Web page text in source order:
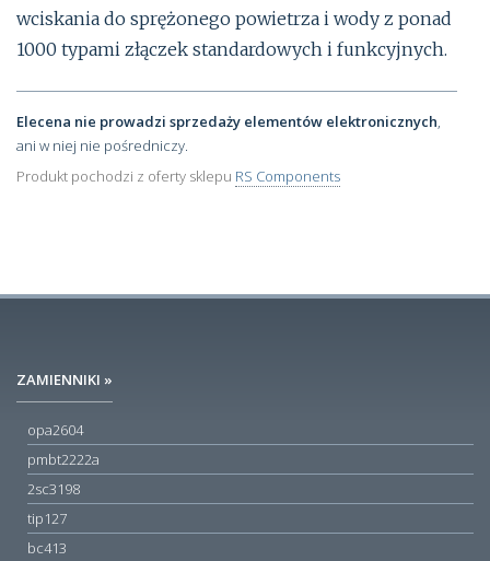
wciskania do sprężonego powietrza i wody z ponad
1000 typami złączek standardowych i funkcyjnych.
Elecena nie prowadzi sprzedaży elementów elektronicznych,
ani w niej nie pośredniczy.
Produkt pochodzi z oferty sklepu RS Components
ZAMIENNIKI »
opa2604
pmbt2222a
2sc3198
tip127
bc413